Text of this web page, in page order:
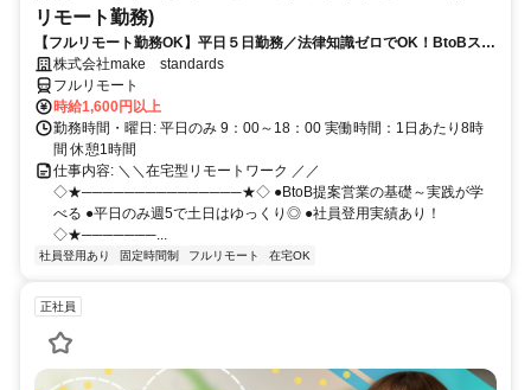
リモート勤務)
【フルリモート勤務OK】平日５日勤務／法律知識ゼロでOK！BtoBスキ
ルが身につく営業職
株式会社make standards
フルリモート
時給1,600円以上
勤務時間・曜日: 平日のみ 9：00～18：00 実働時間：1日あたり8時
間 休憩1時間
仕事内容: ＼＼在宅型リモートワーク ／／
◇★───────────────★◇ ●BtoB提案営業の基礎～実践が学
べる ●平日のみ週5で土日はゆっくり◎ ●社員登用実績あり！
◇★───────...
社員登用あり 固定時間制 フルリモート 在宅OK
正社員